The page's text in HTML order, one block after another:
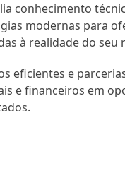
conhecimento
modernas para
à realidade do seu
eficientes e
e financeiros em